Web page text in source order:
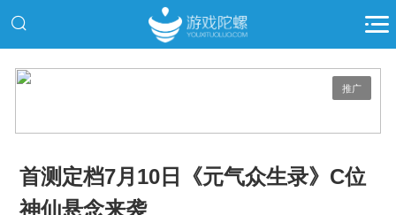
推广
首测定档7月10日《元气众生录》C位
神仙悬念来袭